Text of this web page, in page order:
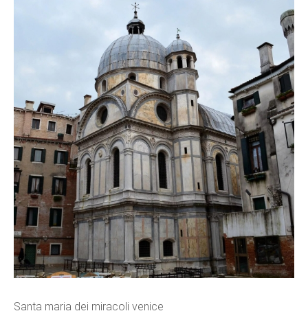
Santa maria dei miracoli venice